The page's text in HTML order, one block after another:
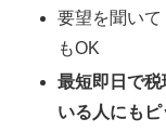
要望を聞い
もOK
最短即日で
いる人にもピ